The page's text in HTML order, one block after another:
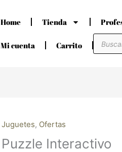
Home Tienda
Mi cuenta Carrito de
Juguetes, Ofertas
Puzzle Interactivo
El
precio precio
Puzzle
Interactivo